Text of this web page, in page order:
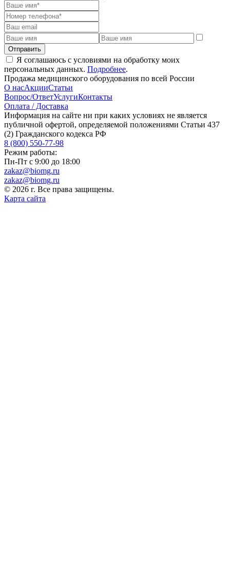
Отправить
Я соглашаюсь с условиями на обработку моих
персональных данных. Подробнее.
Продажа медицинского оборудования по всей России
О насАкцииСтатьи
Вопрос/ОтветУслугиКонтакты
Оплата / Доставка
Информация на сайте ни при каких условиях не является
публичной офертой, определяемой положениями Статьи 437
(2) Гражданского кодекса РФ
8 (800) 550-77-98
Режим работы:
Пн-Пт с 9:00 до 18:00
zakaz@biomg.ru
zakaz@biomg.ru
© 2026 г. Все права защищены.
Карта сайта